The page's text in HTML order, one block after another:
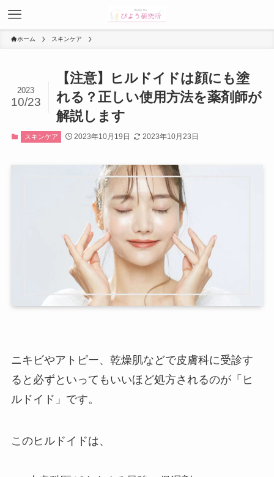
ホーム スキンケア
【注意】ヒルドイドは顔にも塗
れる？正しい使用方法を薬剤師が
解説します
2023
10/23
スキンケア 2023年10月19日 2023年10月23日
ニキビやアトピー、乾燥肌などで皮膚科に受診す
ると必ずといってもいいほど処方されるのが「ヒ
ルドイド」です。
このヒルドイドは、